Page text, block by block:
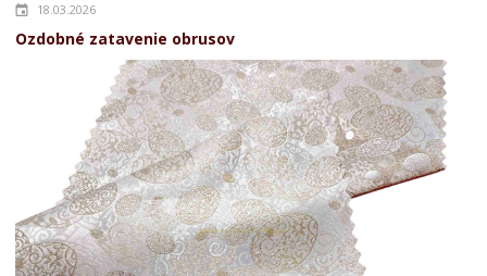
18.03.2026
Ozdobné zatavenie obrusov